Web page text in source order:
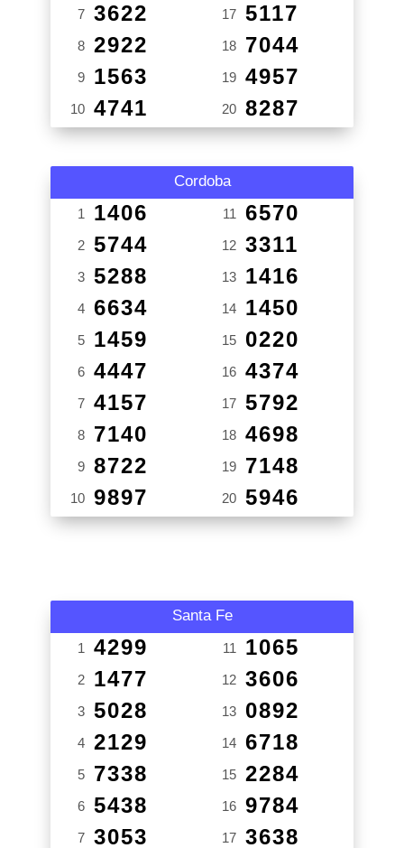
7 3622
8 2922
9 1563
10 4741
17 5117
18 7044
19 4957
20 8287
Cordoba
1 1406
2 5744
3 5288
4 6634
5 1459
6 4447
7 4157
8 7140
9 8722
10 9897
11 6570
12 3311
13 1416
14 1450
15 0220
16 4374
17 5792
18 4698
19 7148
20 5946
Santa Fe
1 4299
2 1477
3 5028
4 2129
5 7338
6 5438
7 3053
11 1065
12 3606
13 0892
14 6718
15 2284
16 9784
17 3638